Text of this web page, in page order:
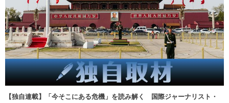
【独自連載】「今そこにある危機」を読み解く 国際ジャーナリスト・